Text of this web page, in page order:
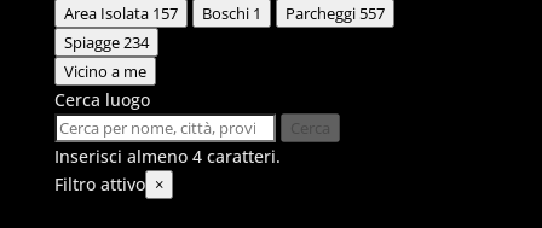
Area Isolata 157 Boschi 1 Parcheggi 557
Spiagge234
Vicino a me
Cerca luogo
Cerca
Inserisci almeno 4 caratteri.
Filtro attivo ×